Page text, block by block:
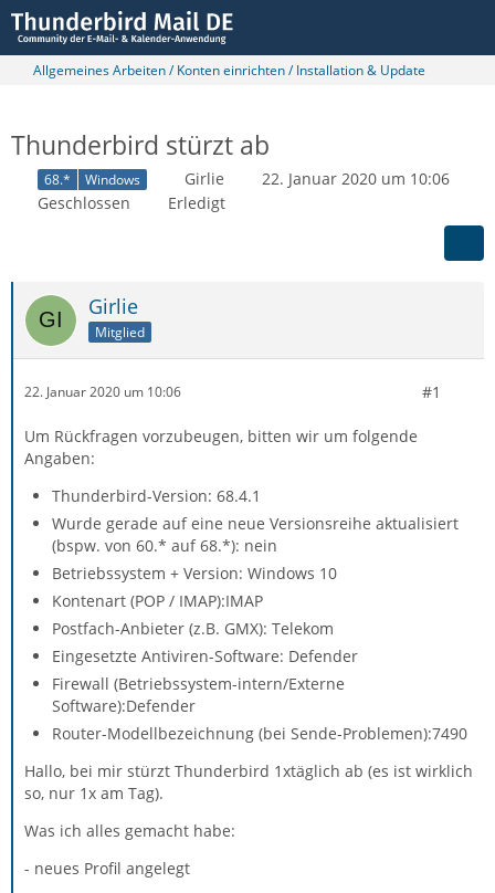
Allgemeines Arbeiten / Konten einrichten / Installation & Update
Thunderbird stürzt ab
68.* Windows Girlie
22. Januar 2020 um 10:06
Geschlossen
Erledigt
Girlie
Mitglied
22. Januar 2020 um 10:06 #1
Um Rückfragen vorzubeugen, bitten wir um folgende
Angaben:
Thunderbird-Version: 68.4.1
Wurde gerade auf eine neue Versionsreihe aktualisiert
(bspw. von 60.* auf 68.*): nein
Betriebssystem + Version: Windows 10
Kontenart (POP / IMAP):IMAP
Postfach-Anbieter (z.B. GMX): Telekom
Eingesetzte Antiviren-Software: Defender
Firewall (Betriebssystem-intern/Externe
Software):Defender
Router-Modellbezeichnung (bei Sende-Problemen):7490
Hallo, bei mir stürzt Thunderbird 1xtäglich ab (es ist wirklich
so, nur 1x am Tag).
Was ich alles gemacht habe:
- neues Profil angelegt